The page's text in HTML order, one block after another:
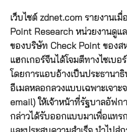
เว็บไซต์ zdnet.com รายงานเมื่
Point Research หน่วยงานดู
ของบริษัท Check Point ของส
แฮกเกอร์จีนได้โจมตีทางไซเบ
โดยการแอบอ้างเป็นประธานา
อีเมลหลอกลวงแบบเฉพาะเจาะ
email) ให้เจ้าหน้าที่รัฐบาลอัฟก
กล่าวได้รับออกแบบมาเพื่อแทร